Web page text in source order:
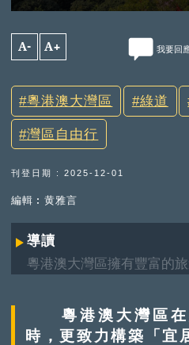
A- A+ 我要回
粵港澳大灣區 綠道
灣區自由行
刊登日期 : 2025-12-01
編輯︰黄雅言
導讀
粵港澳大灣區擁有豐富的
將以主題盤點形式，帶大
粵港澳大灣區在
時，更致力構築「宜